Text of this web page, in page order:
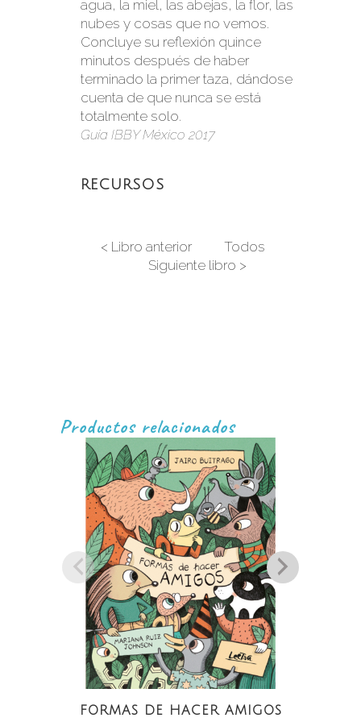
agua, la miel, las abejas, la flor, las
nubes y cosas que no vemos.
Concluye su reflexión quince
minutos después de haber
terminado la primer taza, dándose
cuenta de que nunca se está
totalmente solo.
Guía IBBY México 2017
RECURSOS
< Libro anterior
Todos
Siguiente libro >
Productos relacionados
FORMAS DE HACER AMIGOS